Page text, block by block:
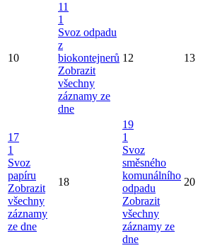
10
11
1
Svoz odpadu
z
biokontejnerů
Zobrazit
všechny
záznamy ze
dne
12 13
17
1
Svoz
papíru
Zobrazit
všechny
záznamy
ze dne
18
19
1
Svoz
směsného
komunálního
odpadu
Zobrazit
všechny
záznamy ze
dne
20